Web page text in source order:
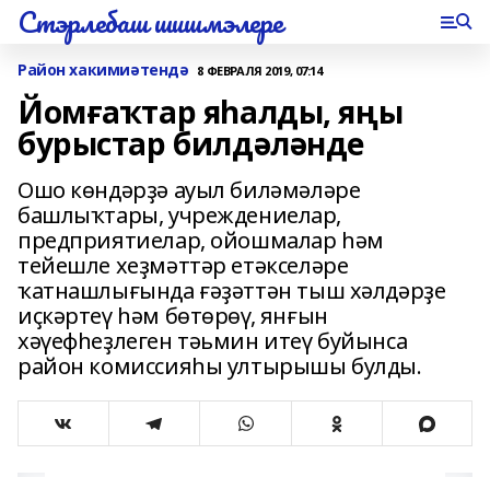
Стэрлебаш шишмэлере
Район хакимиәтендә 8 ФЕВРАЛЯ 2019, 07:14
Йомғаҡтар яһалды, яңы
бурыстар билдәләнде
Ошо көндәрҙә ауыл биләмәләре
башлыҡтары, учреждениелар,
предприятиелар, ойошмалар һәм
тейешле хеҙмәттәр етәкселәре
ҡатнашлығында ғәҙәттән тыш хәлдәрҙе
иҫкәртеү һәм бөтөрөү, янғын
хәүефһеҙлеген тәьмин итеү буйынса
район комиссияһы ултырышы булды.